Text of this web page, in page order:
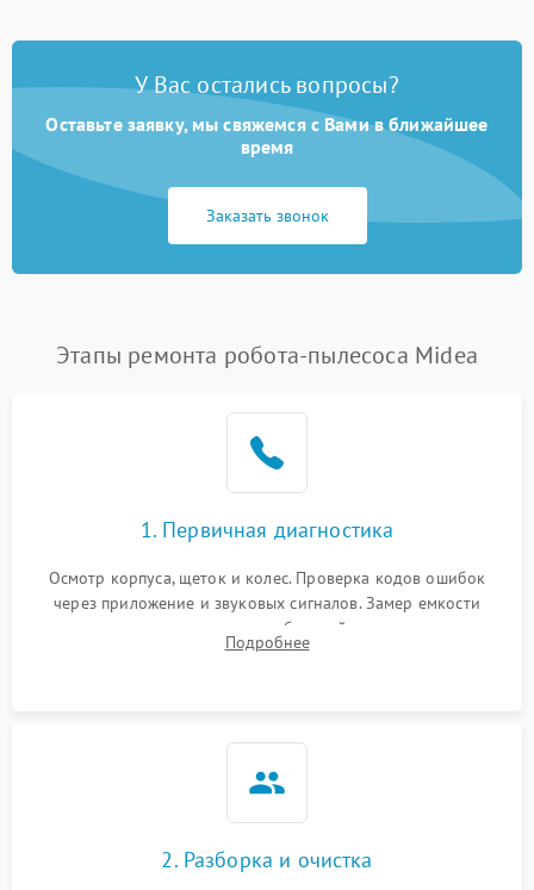
У Вас остались вопросы?
Оставьте заявку, мы свяжемся с Вами в ближайшее
время
Заказать звонок
Этапы ремонта робота-пылесоса Midea
1. Первичная диагностика
Осмотр корпуса, щеток и колес. Проверка кодов ошибок
через приложение и звуковых сигналов. Замер емкости
аккумулятора и тестирование базовой станции зарядки.
Оценка работы лидара, бампера и датчиков падения для
Подробнее
2. Разборка и очистка